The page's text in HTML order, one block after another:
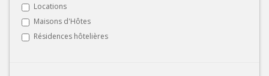
Locations
Maisons d'Hôtes
Résidences hôtelières